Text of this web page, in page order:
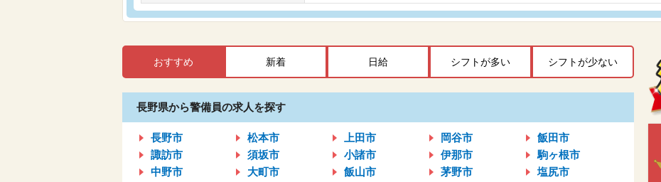
おすすめ 新着 日給 シフトが多い シフトが少ない
長野県から警備員の求人を探す
長野市 松本市 上田市 岡谷市
飯田市
諏訪市
須坂市 小諸市 伊那市
駒ヶ根市
中野市
大町市 飯山市 茅野市
塩尻市